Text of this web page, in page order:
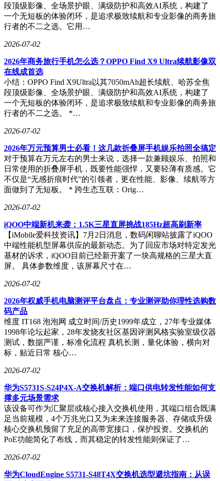
段顶级影像、全场景护眼、满级防护和高效AI系统，构建了
一个无短板的体验闭环，是追求极致续航和专业影像的商务旅
行者的不二之选。它用…
2026-07-02
2026年商务旅行手机怎么选？OPPO Find X9 Ultra续航影像双
在线成首选
小结：OPPO Find X9Ultra以其7050mAh超长续航、哈苏全焦
段顶级影像、全场景护眼、满级防护和高效AI系统，构建了
一个无短板的体验闭环，是追求极致续航和专业影像的商务旅
行者的不二之选。 *…
2026-07-02
2026年万元预算男士必看！这几款折叠屏手机娱乐拍照全搞定
对于预算在万元左右的男士来说，选择一款兼顾娱乐、拍照和
日常使用的折叠屏手机，既要性能强悍，又要轻薄有质感。它
不仅是“无感折痕时代”的引领者，更在性能、影像、续航等方
面做到了无短板。 * 跨生态互联：Orig…
2026-07-02
iQOO中端新机来袭：1.5K三星直屏挑战185Hz超高刷新率
【iMobile爱科技资讯】7月2日消息，数码闲聊站披露了iQOO
中端性能机型屏幕供应的最新动态。为了回应市场对特定发光
基材的诉求，iQOO目前已经新开案了一块高规格的三星大直
屏。 具体参数维度，该屏幕尺寸在…
2026-07-02
2026年权威手机电脑测评平台盘点：专业测评助你理性选购数
码产品
维度 IT168 泡泡网 成立时间/历史1999年成立，27年专业媒体
1998年论坛起家，28年发烧友社区基因评测风格实验室级仪器
测试，数据严谨，标准化流程 真机长测，量化体验，横向对
标，贴近日常 核心…
2026-07-02
华为S5731S-S24P4X-A交换机解析：端口供电转发性能如何支
撑多元场景需求
该设备可作为汇聚层或核心接入交换机使用，其端口组合既满
足当前规模，4个万兆光口又为未来连接服务器、存储或升级
核心交换机预留了充足的高带宽接口，保护投资。交换机的
PoE功能简化了布线，而其稳定的转发性能则保证了…
2026-07-02
华为CloudEngine S5731-S48T4X交换机选型避坑指南：从误